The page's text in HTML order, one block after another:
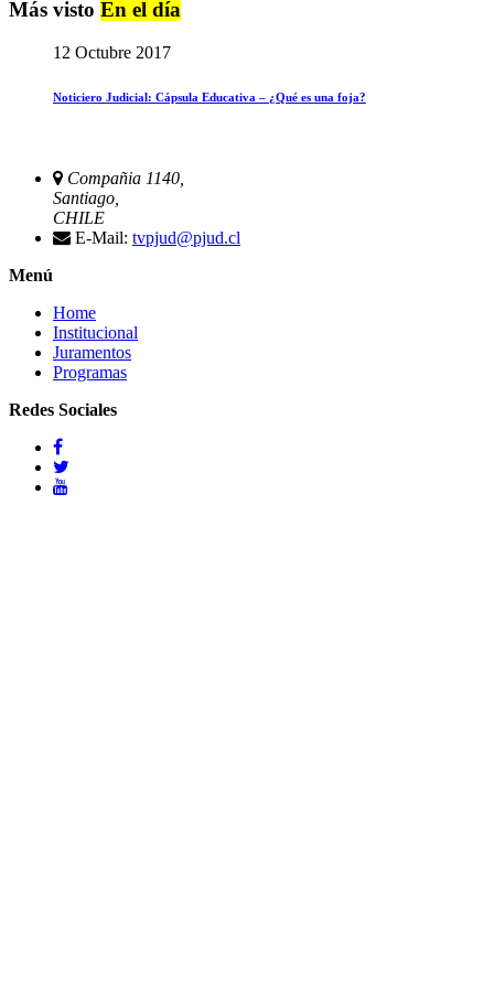
Más visto En el día
12 Octubre 2017
Noticiero Judicial: Cápsula Educativa – ¿Qué es una foja?
Compañia 1140,
Santiago,
CHILE
E-Mail: tvpjud@pjud.cl
Menú
Home
Institucional
Juramentos
Programas
Redes Sociales